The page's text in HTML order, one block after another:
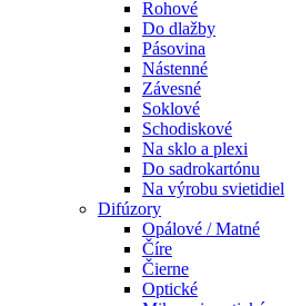
Rohové
Do dlažby
Pásovina
Nástenné
Závesné
Soklové
Schodiskové
Na sklo a plexi
Do sadrokartónu
Na výrobu svietidiel
Difúzory
Opálové / Matné
Číre
Čierne
Optické